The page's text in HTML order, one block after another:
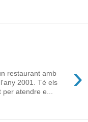
›
restaurant amb
2001. Té els
atendre e...